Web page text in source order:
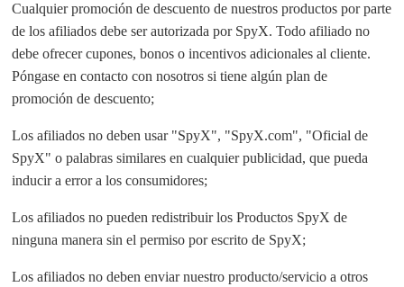
Cualquier promoción de descuento de nuestros productos por parte
de los afiliados debe ser autorizada por SpyX. Todo afiliado no
debe ofrecer cupones, bonos o incentivos adicionales al cliente.
Póngase en contacto con nosotros si tiene algún plan de
promoción de descuento;
Los afiliados no deben usar "SpyX", "SpyX.com", "Oficial de
SpyX" o palabras similares en cualquier publicidad, que pueda
inducir a error a los consumidores;
Los afiliados no pueden redistribuir los Productos SpyX de
ninguna manera sin el permiso por escrito de SpyX;
Los afiliados no deben enviar nuestro producto/servicio a otros